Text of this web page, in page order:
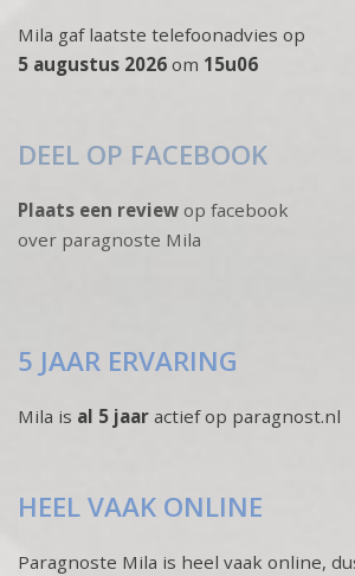
Mila gaf laatste telefoonadvies op
5 augustus 2026 om 15u06
DEEL OP FACEBOOK
Plaats een review op facebook
over paragnoste Mila
5 JAAR ERVARING
Mila is al 5 jaar actief op paragnost.nl
HEEL VAAK ONLINE
Paragnoste Mila is heel vaak online,